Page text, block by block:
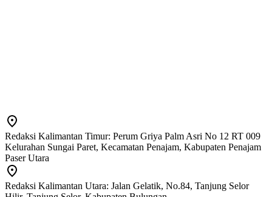
Redaksi Kalimantan Timur: Perum Griya Palm Asri No 12 RT 009
Kelurahan Sungai Paret, Kecamatan Penajam, Kabupaten Penajam
Paser Utara
Redaksi Kalimantan Utara: Jalan Gelatik, No.84, Tanjung Selor